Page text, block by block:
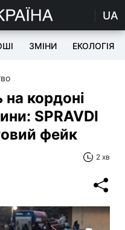
UA
ЗМІНИ ЕКОЛОГІЯ
на кордоні
SPRAVDI
фейк
2 хв